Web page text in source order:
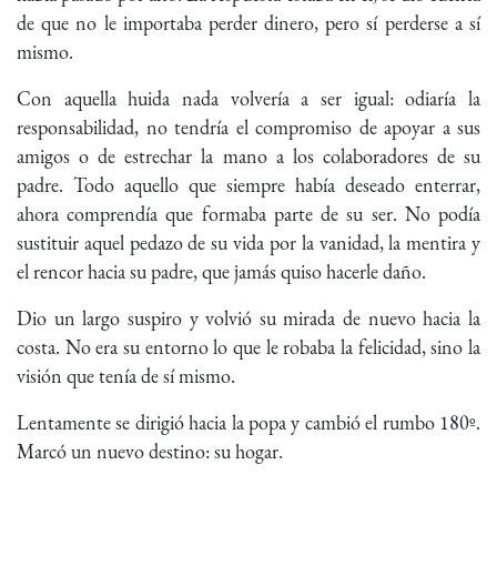
de que no le importaba perder dinero, pero sí perderse a sí
mismo.
Con aquella huida nada volvería a ser igual: odiaría la
responsabilidad, no tendría el compromiso de apoyar a sus
amigos o de estrechar la mano a los colaboradores de su
padre. Todo aquello que siempre había deseado enterrar,
ahora comprendía que formaba parte de su ser. No podía
sustituir aquel pedazo de su vida por la vanidad, la mentira y
el rencor hacia su padre, que jamás quiso hacerle daño.
Dio un largo suspiro y volvió su mirada de nuevo hacia la
costa. No era su entorno lo que le robaba la felicidad, sino la
visión que tenía de sí mismo.
Lentamente se dirigió hacia la popa y cambió el rumbo 180º.
Marcó un nuevo destino: su hogar.